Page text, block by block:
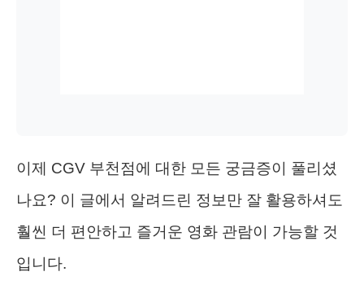
이제 CGV 부천점에 대한 모든 궁금증이 풀리셨
나요? 이 글에서 알려드린 정보만 잘 활용하셔도
훨씬 더 편안하고 즐거운 영화 관람이 가능할 것
입니다.